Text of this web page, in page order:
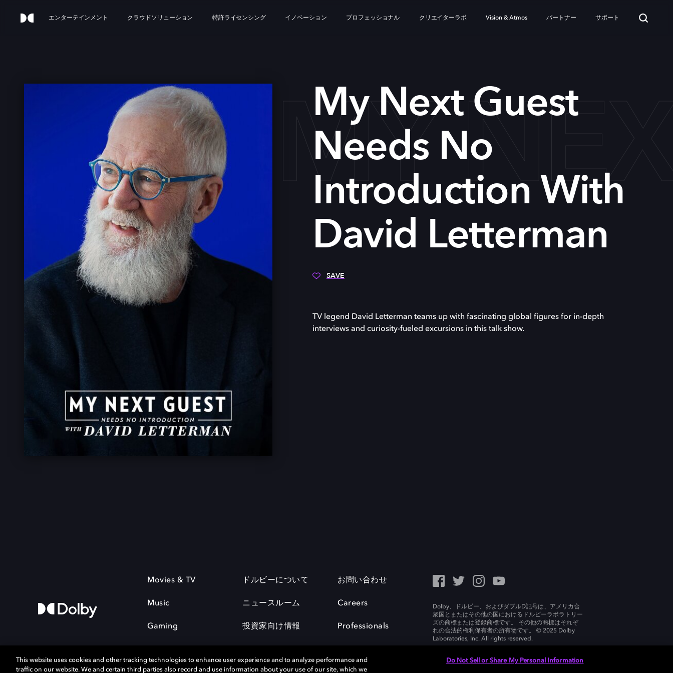
エンターテインメント クラウドソリューション 特許ライセンシング イノベーション プロフェッショナル クリエイターラボ Vision & Atmos パートナー サポート
MY
My Next Guest
Needs No
Introduction With
David Letterman
SAVE
TV legend David Letterman teams up with fascinating global figures for in-depth
interviews and curiosity-fueled excursions in this talk show.
Movies & TV
Music
Gaming
ドルビーについて
ニュースルーム
投資家向け情報
お問い合わせ
Careers
Professionals
Dolby、ドルビー、およびダブルD記号は、アメリカ合
衆国とまたはその他の国におけるドルビーラボラトリー
ズの商標または登録商標です。 その他の商標はそれぞ
れの合法的権利保有者の所有物です。 © 2025 Dolby
Laboratories, Inc. All rights reserved.
This website uses cookies and other tracking technologies to enhance user experience and to analyze performance and
traffic on our website. We and certain third parties also record and use information about your use of our site, which we
Do Not Sell or Share My Personal Information